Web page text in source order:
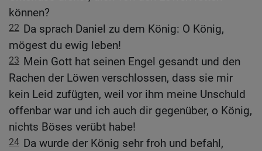
können?
22 Da sprach Daniel zu dem König: O König,
mögest du ewig leben!
23 Mein Gott hat seinen Engel gesandt und den
Rachen der Löwen verschlossen, dass sie mir
kein Leid zufügten, weil vor ihm meine Unschuld
offenbar war und ich auch dir gegenüber, o König,
nichts Böses verübt habe!
24 Da wurde der König sehr froh und befahl,